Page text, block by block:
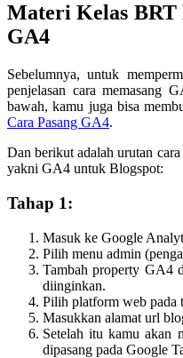
Materi Kelas BRT
GA4
Sebelumnya, untuk
penjelasan cara memasang
bawah, kamu juga bisa
Cara Pasang GA4.
Dan berikut adalah urutan
yakni GA4 untuk Blogspot:
Tahap 1:
Masuk ke Google
Pilih menu admin
Tambah property GA4
diinginkan.
Pilih platform web pada
Masukkan alamat url
Setelah itu kamu akan
dipasang pada Google